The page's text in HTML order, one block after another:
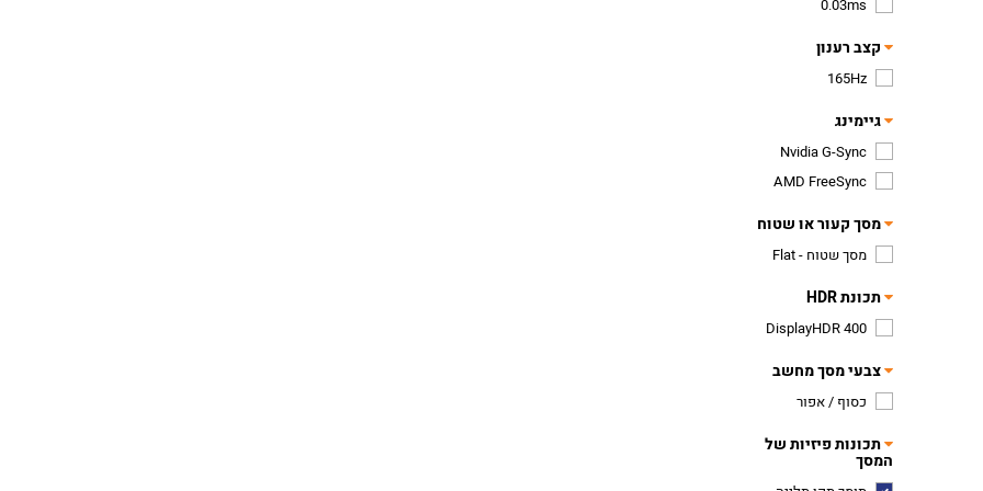
0.03ms
קצב רענון
165Hz
גיימינג
Nvidia G-Sync
AMD FreeSync
מסך קעור או שטוח
מסך שטוח - Flat
תכונת HDR
DisplayHDR 400
צבעי מסך מחשב
כסוף / אפור
תכונות פיזיות של
המסך